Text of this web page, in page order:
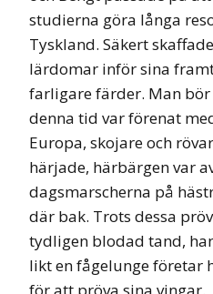
studierna göra långa
Tyskland. Säkert
lärdomar inför sina
farligare färder. Man
denna tid var förenat
Europa, skojare och
härjade, härbärgen var
dagsmarscherna på
där bak. Trots dessa
tydligen blodad tand,
likt en fågelunge företar
för att pröva sina vingar.